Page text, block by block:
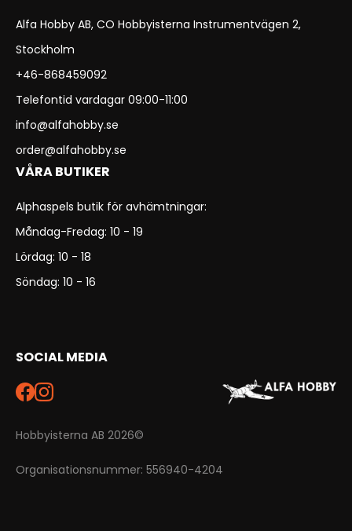
Alfa Hobby AB, CO Hobbyisterna Instrumentvägen 2,
Stockholm
+46-868459092
Telefontid vardagar 09:00-11:00
info@alfahobby.se
order@alfahobby.se
VÅRA BUTIKER
Alphaspels butik för avhämtningar:
Måndag-Fredag: 10 - 19
Lördag: 10 - 18
Söndag: 10 - 16
SOCIAL MEDIA
Hobbyisterna AB 2026©
Organisationsnummer: 556940-4204